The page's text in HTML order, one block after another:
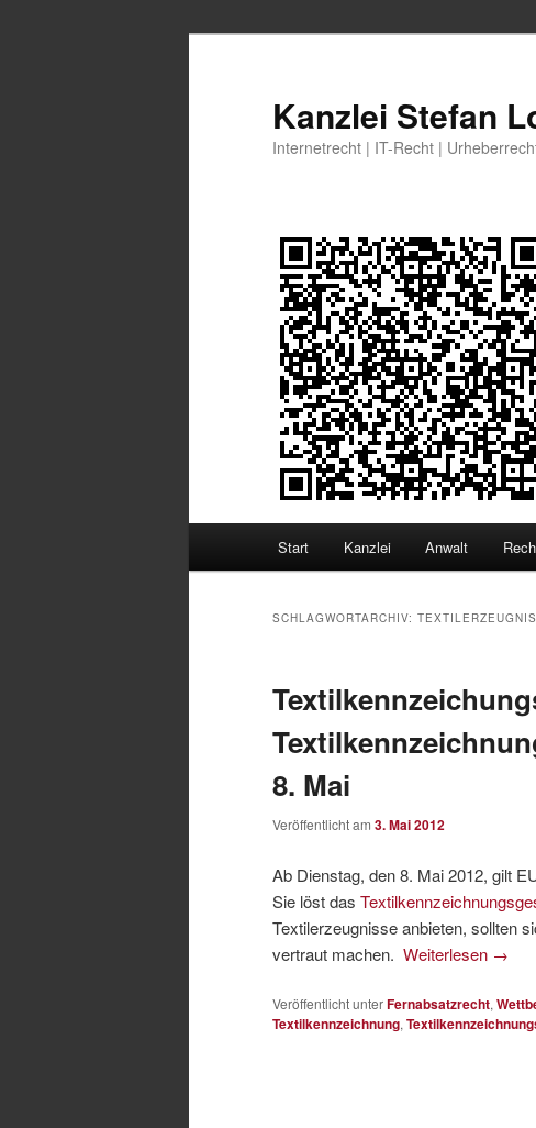
Kanzlei Stefan
Internetrecht | IT-Recht |
Start Kanzlei Anwalt
SCHLAGWORTARCHIV: TEXTILERZEUGNIS
8. Mai
Veröffentlicht am 3. Mai 2012
Ab Dienstag, den 8. Mai 2012, gilt
Sie löst das
Textilerzeugnisse anbieten, sollten
vertraut machen. Weiterlesen →
Veröffentlicht unterFernabsatzrecht,
Textilkennzeichnung,